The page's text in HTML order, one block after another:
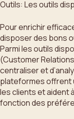
Outils: Les outils
Pour enrichir
disposer des bons
Parmi les outils
(Customer
centraliser et
plateformes offrent
les clients et aident
fonction des